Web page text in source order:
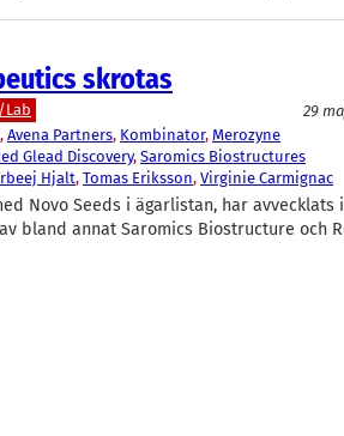
skrotas
29
, Avena Partners, Kombinator, Merozyne
Glead Discovery, Saromics Biostructures
Hjalt, Tomas Eriksson, Virginie Carmignac
Novo Seeds i ägarlistan, har avvecklats
bland annat Saromics Biostructure och